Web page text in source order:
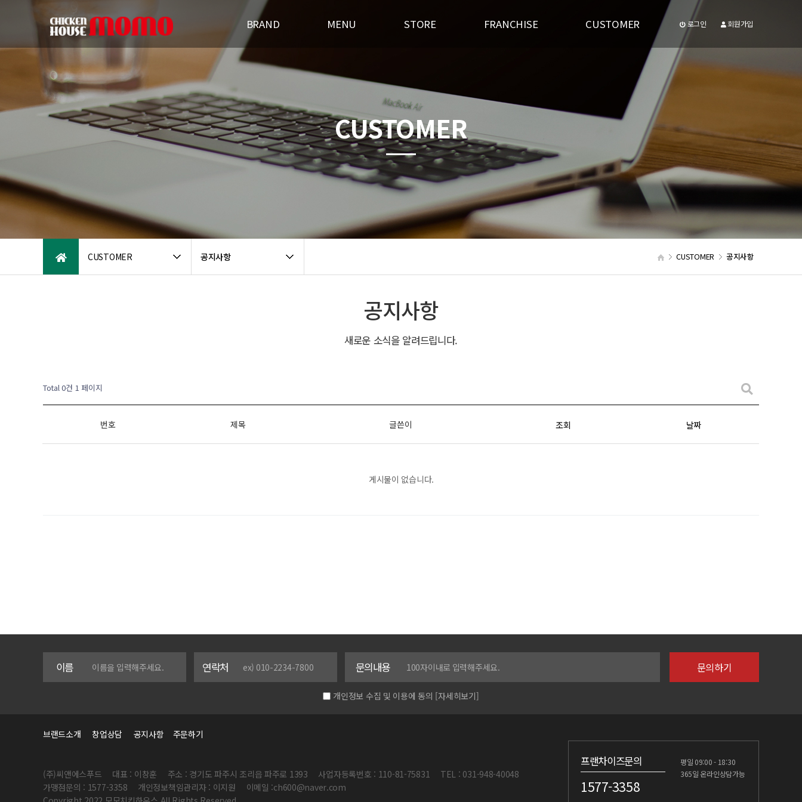
BRAND
브랜드스토리
패밀리브랜드소개
오시는 길
MENU
오븐구이
STORE
인테리어
FRANCHISE
창업상담
CUSTOMER 로그인 회원가입
CUSTOMER 공지사항 CUSTOMER 공지사항
CUSTOMER
공지사항
새로운 소식을 알려드립니다.
Total 0건 1 페이지
번호 제목 글쓴이 조회 날짜
게시물이 없습니다.
이름 연락처 문의내용
개인정보 수집 및 이용에 동의 [자세히보기]
브랜드소개 창업상담 공지사항 주문하기
(주)씨앤에스푸드 대표 : 이창훈 주소 : 경기도 파주시 조리읍 파주로 1393 사업자등록번호 : 110-81-75831
TEL : 031-948-40048
가맹점문의 : 1577-3358
개인정보책임관리자 : 이지원
이메일 :ch600@naver.com
프랜차이즈문의
1577-3358
평일 09:00 - 18:30
365일 온라인상담가능